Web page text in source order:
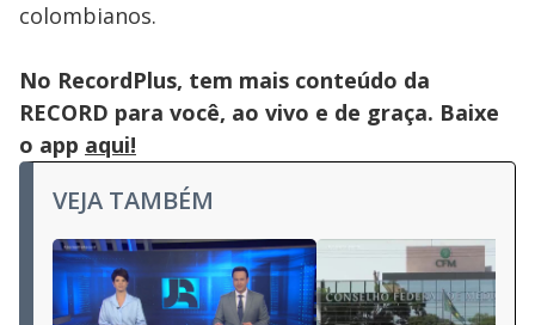
colombianos.
No RecordPlus, tem mais conteúdo da
RECORD para você, ao vivo e de graça. Baixe
o app aqui!
VEJA TAMBÉM